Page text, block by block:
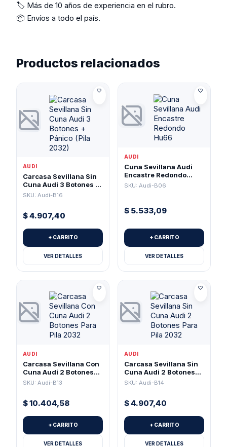
🏷️ Más de 10 años de experiencia en el rubro.
📦 Envíos a todo el país.
Productos relacionados
AUDI
Carcasa Sevillana Sin
Cuna Audi 3 Botones +
Pánico (Pila 2032)
SKU: Audi-B16
$4.907,40
+ CARRITO
VER DETALLES
AUDI
Cuna Sevillana Audi
Encastre Redondo
Hu66
SKU: Audi-B06
$ 5.533,09
+ CARRITO
VER DETALLES
AUDI
Carcasa Sevillana Con
Cuna Audi 2 Botones
Para Pila 2032
SKU: Audi-B13
$10.404,58
+ CARRITO
VER DETALLES
AUDI
Carcasa Sevillana Sin
Cuna Audi 2 Botones
Para Pila 2032
SKU: Audi-B14
$4.907,40
+ CARRITO
VER DETALLES